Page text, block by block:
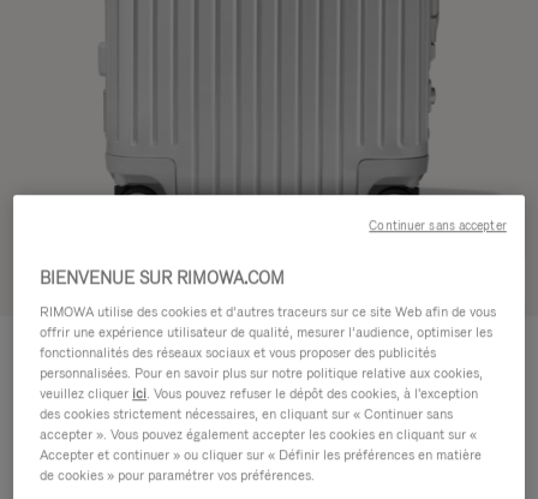
ORIGINAL
Cabin CHF 1.280,00
Guide des tailles
Taille
Cabin 55 x 40 x 23 cm
BIENVENUE SUR RIMOWA.COM
RIMOWA utilise des cookies et d’autres traceurs sur ce site Web afin de vous
offrir une expérience utilisateur de qualité, mesurer l’audience, optimiser les
fonctionnalités des réseaux sociaux et vous proposer des publicités
personnalisées. Pour en savoir plus sur notre politique relative aux cookies,
veuillez cliquer ici. Vous pouvez refuser le dépôt des cookies, à l'exception
des cookies strictement nécessaires, en cliquant sur « Continuer sans
accepter ». Vous pouvez également accepter les cookies en cliquant sur «
Accepter et continuer » ou cliquer sur « Définir les préférences en matière
de cookies » pour paramétrer vos préférences.
Continuer sans accepter